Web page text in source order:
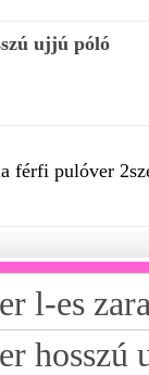
ujjú póló
férfi pulóver
l-es
hosszú